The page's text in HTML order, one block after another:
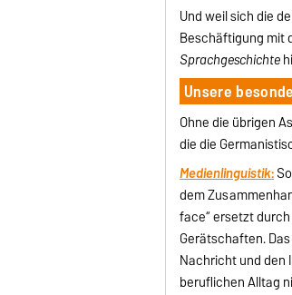
Und weil sich die
Beschäftigung mit
Sprachgeschichte
Unsere
Ohne die übrigen
die die
Medienlinguistik:
dem
face“ ersetzt
Gerätschaften.
Nachricht und den
beruflichen Alltag